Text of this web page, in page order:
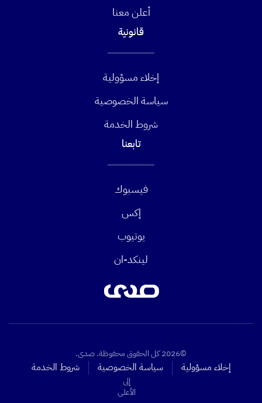
أعلن معنا
قانونية
إخلاء مسؤولية
سياسة الخصوصية
شروط الخدمة
تابعنا
فيسبوك
إكس
يوتيوب
لينكد-ان
©2026 كل الحقوق محفوظة. صدى.
إخلاء مسؤولية سياسة الخصوصية شروط الخدمة
إلى
الأعلى